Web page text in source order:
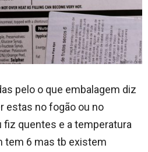
pelo o que embalagem diz
estas no fogão ou no
quentes e a temperatura
tem 6 mas tb existem